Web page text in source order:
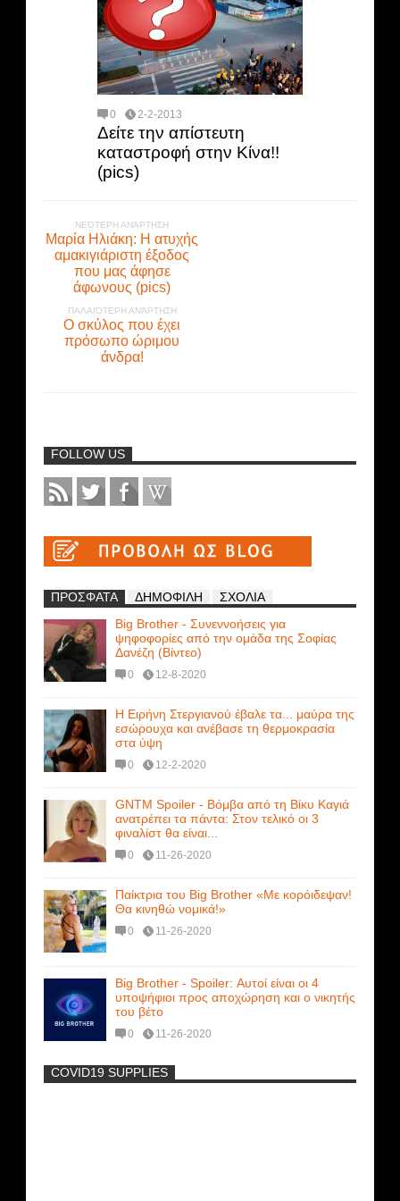
0 2-2-2013
Δείτε την απίστευτη
καταστροφή στην Κίνα!!
(pics)
ΝΕΌΤΕΡΗ ΑΝΆΡΤΗΣΗ
Μαρία Ηλιάκη: Η ατυχής
αμακιγιάριστη έξοδος
που μας άφησε
άφωνους (pics)
ΠΑΛΑΙΌΤΕΡΗ ΑΝΆΡΤΗΣΗ
Ο σκύλος που έχει
πρόσωπο ώριμου
άνδρα!
FOLLOW US
ΠΡΟΣΦΑΤΑ ΔΗΜΟΦΙΛΗ
ΣΧΟΛΙΑ
Big Brother - Συνεννοήσεις για
ψηφοφορίες από την ομάδα της Σοφίας
Δανέζη (Βίντεο)
0 12-8-2020
Η Ειρήνη Στεργιανού έβαλε τα... μαύρα της
εσώρουχα και ανέβασε τη θερμοκρασία
στα ύψη
0 12-2-2020
GNTM Spoiler - Βόμβα από τη Βίκυ Καγιά
ανατρέπει τα πάντα: Στον τελικό οι 3
φιναλίστ θα είναι...
0 11-26-2020
Παίκτρια του Big Brother «Με κορόιδεψαν!
Θα κινηθώ νομικά!»
0 11-26-2020
Big Brother - Spoiler: Αυτοί είναι οι 4
υποψήφιοι προς αποχώρηση και ο νικητής
του βέτο
0 11-26-2020
-
COVID19 SUPPLIES